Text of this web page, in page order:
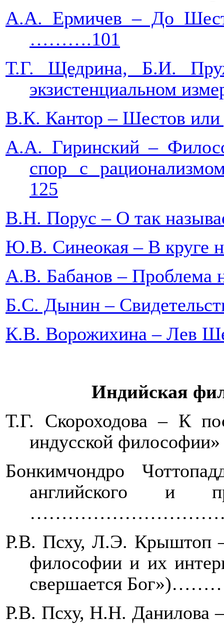
А.А. Ермичев – До
……….101
Т.Г. Щедрина, Б.И.
В.К. Кантор –
А.А. Гиринский –
спор с
125
В.Н. Порус – О так
Ю.В. Синеокая – В
А.В. Бабанов – Проблема
Б.С. Дынин –
К.В. Ворожихина – Лев
Индийская
Т.Г. Скороходова – К
индусской
Бонкимчондро
английского и
Р.В. Псху, Л.Э. Крыштоп –
философии и их
свершается
Р.В. Псху, Н.Н. Данилова